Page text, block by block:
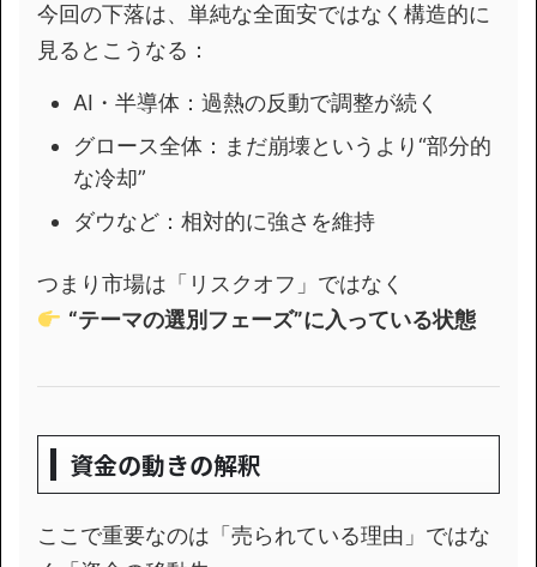
今回の下落は、単純な全面安ではなく構造的に
見るとこうなる：
AI・半導体：過熱の反動で調整が続く
グロース全体：まだ崩壊というより“部分的
な冷却”
ダウなど：相対的に強さを維持
つまり市場は「リスクオフ」ではなく
“テーマの選別フェーズ”に入っている状態
資金の動きの解釈
ここで重要なのは「売られている理由」ではな